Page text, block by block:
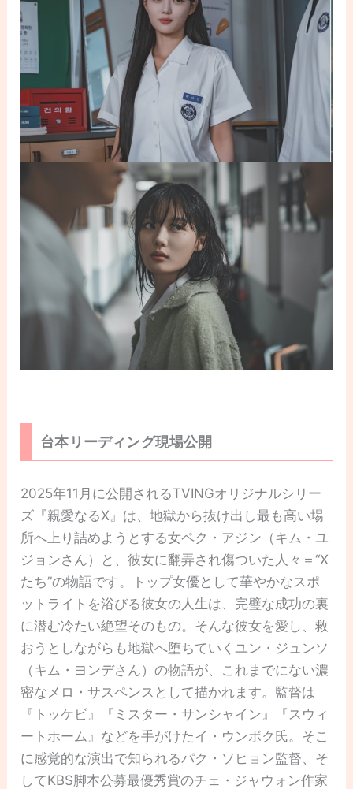
台本リーディング現場公開
2025年11月に公開されるTVINGオリジナルシリー
ズ『親愛なるX』は、地獄から抜け出し最も高い場
所へ上り詰めようとする女ペク・アジン（キム・ユ
ジョンさん）と、彼女に翻弄され傷ついた人々＝“X
たち”の物語です。トップ女優として華やかなスポ
ットライトを浴びる彼女の人生は、完璧な成功の裏
に潜む冷たい絶望そのもの。そんな彼女を愛し、救
おうとしながらも地獄へ堕ちていくユン・ジュンソ
（キム・ヨンデさん）の物語が、これまでにない濃
密なメロ・サスペンスとして描かれます。監督は
『トッケビ』『ミスター・サンシャイン』『スウィ
ートホーム』などを手がけたイ・ウンボク氏。そこ
に感覚的な演出で知られるパク・ソヒョン監督、そ
してKBS脚本公募最優秀賞のチェ・ジャウォン作家